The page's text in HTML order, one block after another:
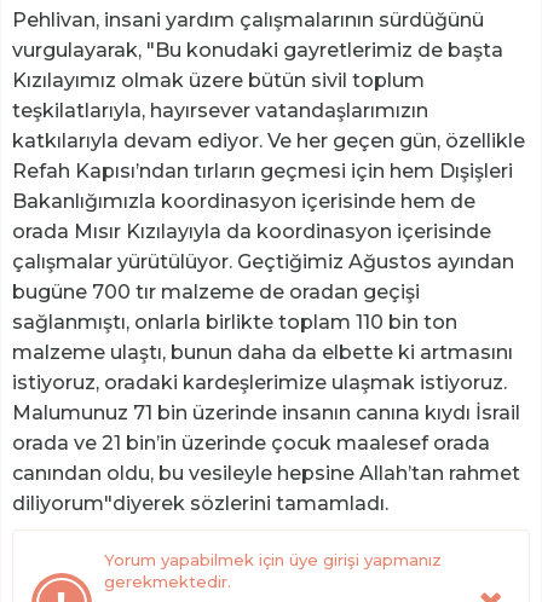
Pehlivan, insani yardım çalışmalarının sürdüğünü
vurgulayarak, "Bu konudaki gayretlerimiz de başta
Kızılayımız olmak üzere bütün sivil toplum
teşkilatlarıyla, hayırsever vatandaşlarımızın
katkılarıyla devam ediyor. Ve her geçen gün, özellikle
Refah Kapısı’ndan tırların geçmesi için hem Dışişleri
Bakanlığımızla koordinasyon içerisinde hem de
orada Mısır Kızılayıyla da koordinasyon içerisinde
çalışmalar yürütülüyor. Geçtiğimiz Ağustos ayından
bugüne 700 tır malzeme de oradan geçişi
sağlanmıştı, onlarla birlikte toplam 110 bin ton
malzeme ulaştı, bunun daha da elbette ki artmasını
istiyoruz, oradaki kardeşlerimize ulaşmak istiyoruz.
Malumunuz 71 bin üzerinde insanın canına kıydı İsrail
orada ve 21 bin’in üzerinde çocuk maalesef orada
canından oldu, bu vesileyle hepsine Allah’tan rahmet
diliyorum"diyerek sözlerini tamamladı.
Yorum yapabilmek için üye girişi yapmanız
gerekmektedir.